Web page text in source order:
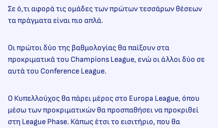
Σε ό,τι αφορά τις ομάδες των πρώτων τεσσάρων θέσεων
τα πράγματα είναι πιο απλά.
Οι πρώτοι δύο της βαθμολογίας θα παίξουν στα
προκριματικά του Champions League, ενώ οι άλλοι δύο σε
αυτά του Conference League.
Ο Κυπελλούχος θα πάρει μέρος στο Europa League, όπου
μέσω των προκριματικών θα προσπαθήσει να προκριθεί
στη League Phase. Κάπως έτσι το εισιτήριο, που θα